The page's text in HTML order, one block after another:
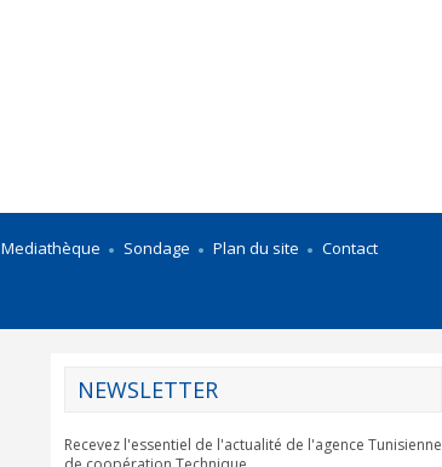
Mediathèque Sondage Plan du site Contact
NEWSLETTER
Recevez l'essentiel de l'actualité de l'agence Tunisienne